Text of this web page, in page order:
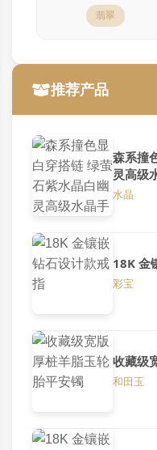
翡翠
推荐产品
森系撞
灵高级
水晶
18K 金
彩宝
收藏级
和田玉